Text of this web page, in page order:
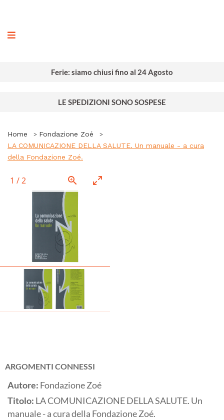
Ferie: siamo chiusi fino al 24 Agosto
LE SPEDIZIONI SONO SOSPESE
Home
Fondazione Zoé
LA COMUNICAZIONE DELLA SALUTE. Un manuale - a cura
della Fondazione Zoé.
1 /2
ARGOMENTI CONNESSI
Autore: Fondazione Zoé
Titolo: LA COMUNICAZIONE DELLA SALUTE. Un
manuale - a cura della Fondazione Zoé.